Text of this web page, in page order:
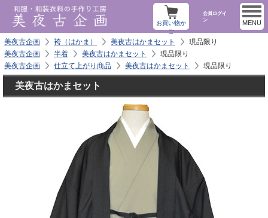
会員ログイ
ン
お買い物か
ご
MENU
美夜古企画 袴（はかま） 美夜古はかまセット
現品限り
美夜古企画
半着 美夜古はかまセット
現品限り
美夜古企画
仕立て上がり商品 美夜古はかまセット 現品限り
美夜古はかまセット